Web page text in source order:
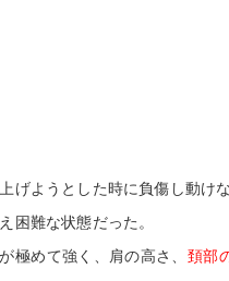
げようとした時に負傷し動け
困難な状態だった。
極めて強く、肩の高さ、 頚部